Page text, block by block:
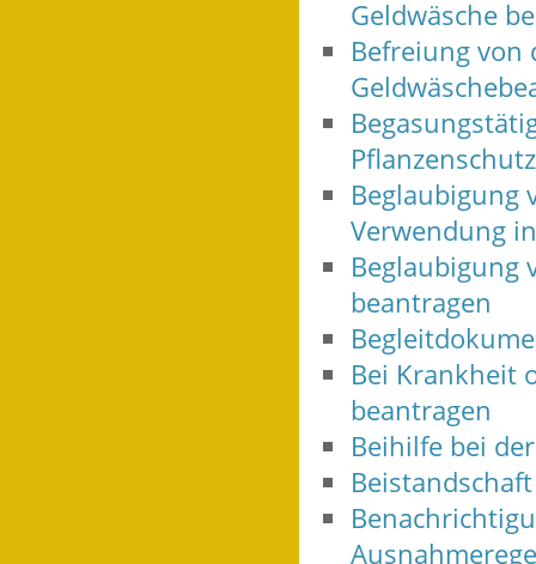
Geldwäsche
Befreiung von
Beglaubigung
Verwendung
Beglaubigung
beantragen
Bei Krankheit
beantragen
Beihilfe bei